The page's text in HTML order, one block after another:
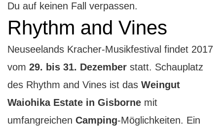
Du auf keinen Fall verpassen.
Rhythm and Vines
Neuseelands Kracher-Musikfestival findet 2017
vom 29. bis 31. Dezember statt. Schauplatz
des Rhythm and Vines ist das Weingut
Waiohika Estate in Gisborne mit
umfangreichen Camping-Möglichkeiten. Ein